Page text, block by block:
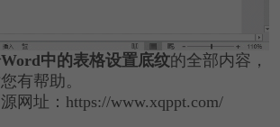
中的表格设置底纹的全部内容，
有帮助。
网址：https://www.xqppt.com/